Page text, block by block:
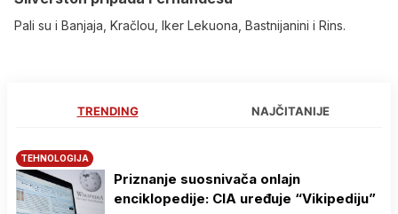
Pali su i Banjaja, Kračlou, Iker Lekuona, Bastnijanini i Rins.
TRENDING NAJČITANIJE
TEHNOLOGIJA
Priznanje suosnivača onlajn
enciklopedije: CIA uređuje “Vikipediju”